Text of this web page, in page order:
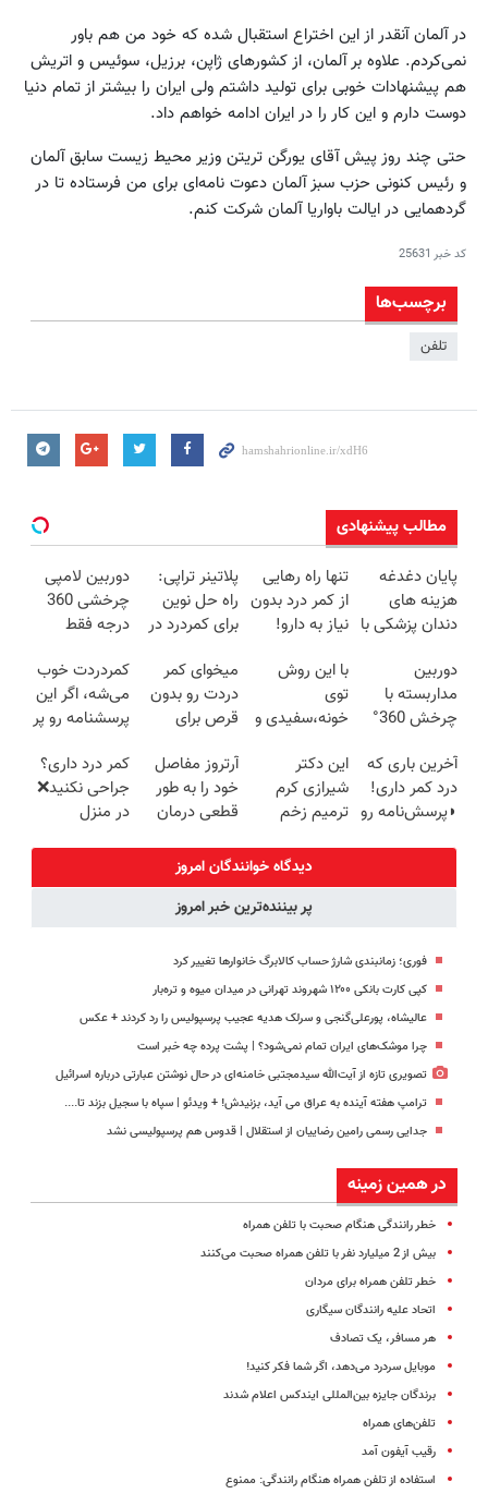
در آلمان آنقدر از این اختراع استقبال شده که خود من هم باور
نمی‌کردم. علاوه بر آلمان، از کشورهای ژاپن، برزیل، سوئیس و اتریش
هم پیشنهادات خوبی برای تولید داشتم ولی ایران را بیشتر از تمام دنیا
دوست دارم و این کار را در ایران ادامه خواهم داد.
حتی چند روز پیش آقای یورگن تریتن وزیر محیط زیست سابق آلمان
و رئیس کنونی حزب سبز آلمان دعوت نامه‌ای برای من فرستاده تا در
گردهمایی در ایالت باواریا آلمان شرکت کنم.
کد خبر 25631
برچسب‌ها
تلفن
مطالب پیشنهادی
پایان دغدغه
هزینه های
دندان پزشکی با
کننده خانگی
تنها راه رهایی
از کمر درد بدون
نیاز به دارو!
پلاتینر تراپی:
راه حل نوین
برای کمردرد در
دوربین لامپی
چرخشی 360
درجه فقط
🔥 پرداخت
درب منزل
دوربین
مداربسته با
چرخش 360°
(ضمانت
تعویض +
پرداخت درب
با این روش
توی
خونه،سفیدی و
برگردون
(40%off)
میخوای کمر
دردت رو بدون
قرص برای
کنی؟
(◂پرسش‌نامه
رو پر کن)
کمردردت خوب
می‌شه، اگر این
پرسشنامه رو پر
آخرین باری که
درد کمر داری!
◗پرسش‌نامه رو
این دکتر
شیرازی کرم
ترمیم زخم
ساخت!!!
آرتروز مفاصل
خود را به طور
قطعی درمان
◗پرسش‌نامه◖
کمر درد داری؟
جراحی نکنید❌
در منزل
دیدگاه خوانندگان امروز
پر بیننده‌ترین خبر امروز
فوری؛ زمانبندی‌ شارژ حساب کالابرگ خانوارها تغییر کرد
کپی کارت بانکی ۱۲۰۰ شهروند تهرانی در میدان میوه و تره‌بار
عالیشاه، پورعلی‌گنجی و سرلک هدیه عجیب پرسپولیس را رد کردند + عکس
چرا موشک‌های ایران تمام نمی‌شود؟ | پشت پرده چه خبر است
تصویری تازه از آیت‌الله سیدمجتبی خامنه‌ای در حال نوشتن عبارتی درباره اسرائیل
ترامپ هفته آینده به عراق می آید، بزنیدش! + ویدئو | سپاه با سجیل بزند تا....
جدایی رسمی رامین رضاییان از استقلال | قدوس هم پرسپولیسی نشد
در همین زمینه
خطر رانندگی هنگام صحبت با تلفن همراه
بیش از 2 میلیارد نفر با تلفن همراه صحبت می‌کنند
خطر تلفن همراه برای مردان
اتحاد علیه رانندگان سیگاری
هر مسافر، یک تصادف
موبایل سردرد می‌دهد، اگر شما فکر کنید!
برندگان جایزه بین‌المللی ایندکس اعلام شدند
تلفن‌های همراه
رقیب آیفون آمد
استفاده از تلفن همراه هنگام رانندگی: ممنوع